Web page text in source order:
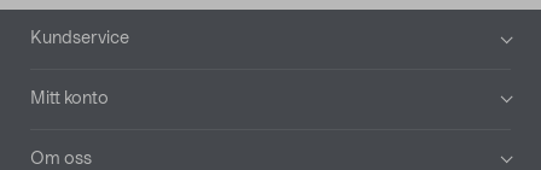
Sidfot
Kundservice
Mitt konto
Om oss